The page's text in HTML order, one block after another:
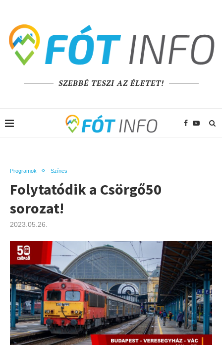
SZEBBÉ TESZI AZ ÉLETET!
Programok Színes
Folytatódik a Csörgő50
sorozat!
2023.05.26.